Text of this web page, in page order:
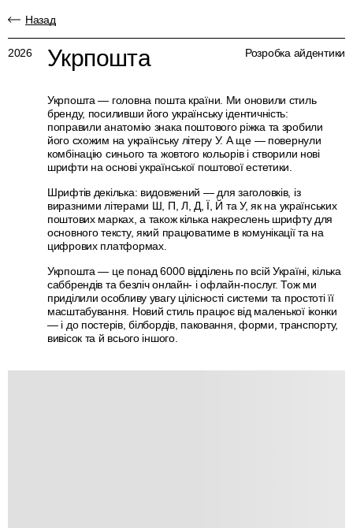
Назад
2026 Укрпошта Розробка айдентики
Укрпошта — головна пошта країни. Ми оновили стиль
бренду, посиливши його українську ідентичність:
поправили анатомію знака поштового ріжка та зробили
його схожим на українську літеру У. А ще — повернули
комбінацію синього та жовтого кольорів і створили нові
шрифти на основі української поштової естетики.
Шрифтів декілька: видовжений — для заголовків, із
виразними літерами Ш, П, Л, Д, Ї, Й та У, як на українських
поштових марках, а також кілька накреслень шрифту для
основного тексту, який працюватиме в комунікації та на
цифрових платформах.
Укрпошта — це понад 6000 відділень по всій Україні, кілька
саббрендів та безліч онлайн- і офлайн-послуг. Тож ми
приділили особливу увагу цілісності системи та простоті її
масштабування. Новий стиль працює від маленької іконки
— і до постерів, білбордів, паковання, форми, транспорту,
вивісок та й всього іншого.